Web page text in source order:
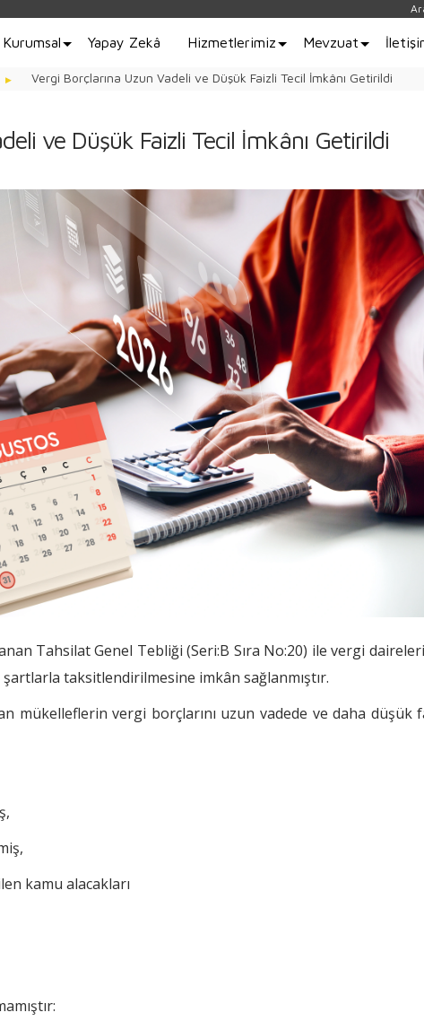
Kurumsal Yapay Zekâ Hizmetlerimiz Mevzuat
Vergi Borçlarına Uzun Vadeli ve Düşük Faizli Tecil İmkânı Getirildi
ve Düşük Faizli Tecil İmkânı Getirildi
Tahsilat Genel Tebliği (Seri:B Sıra No:20) ile vergi
taksitlendirilmesine imkân sağlanmıştır.
mükelleflerin vergi borçlarını uzun vadede ve daha düşük
kamu alacakları